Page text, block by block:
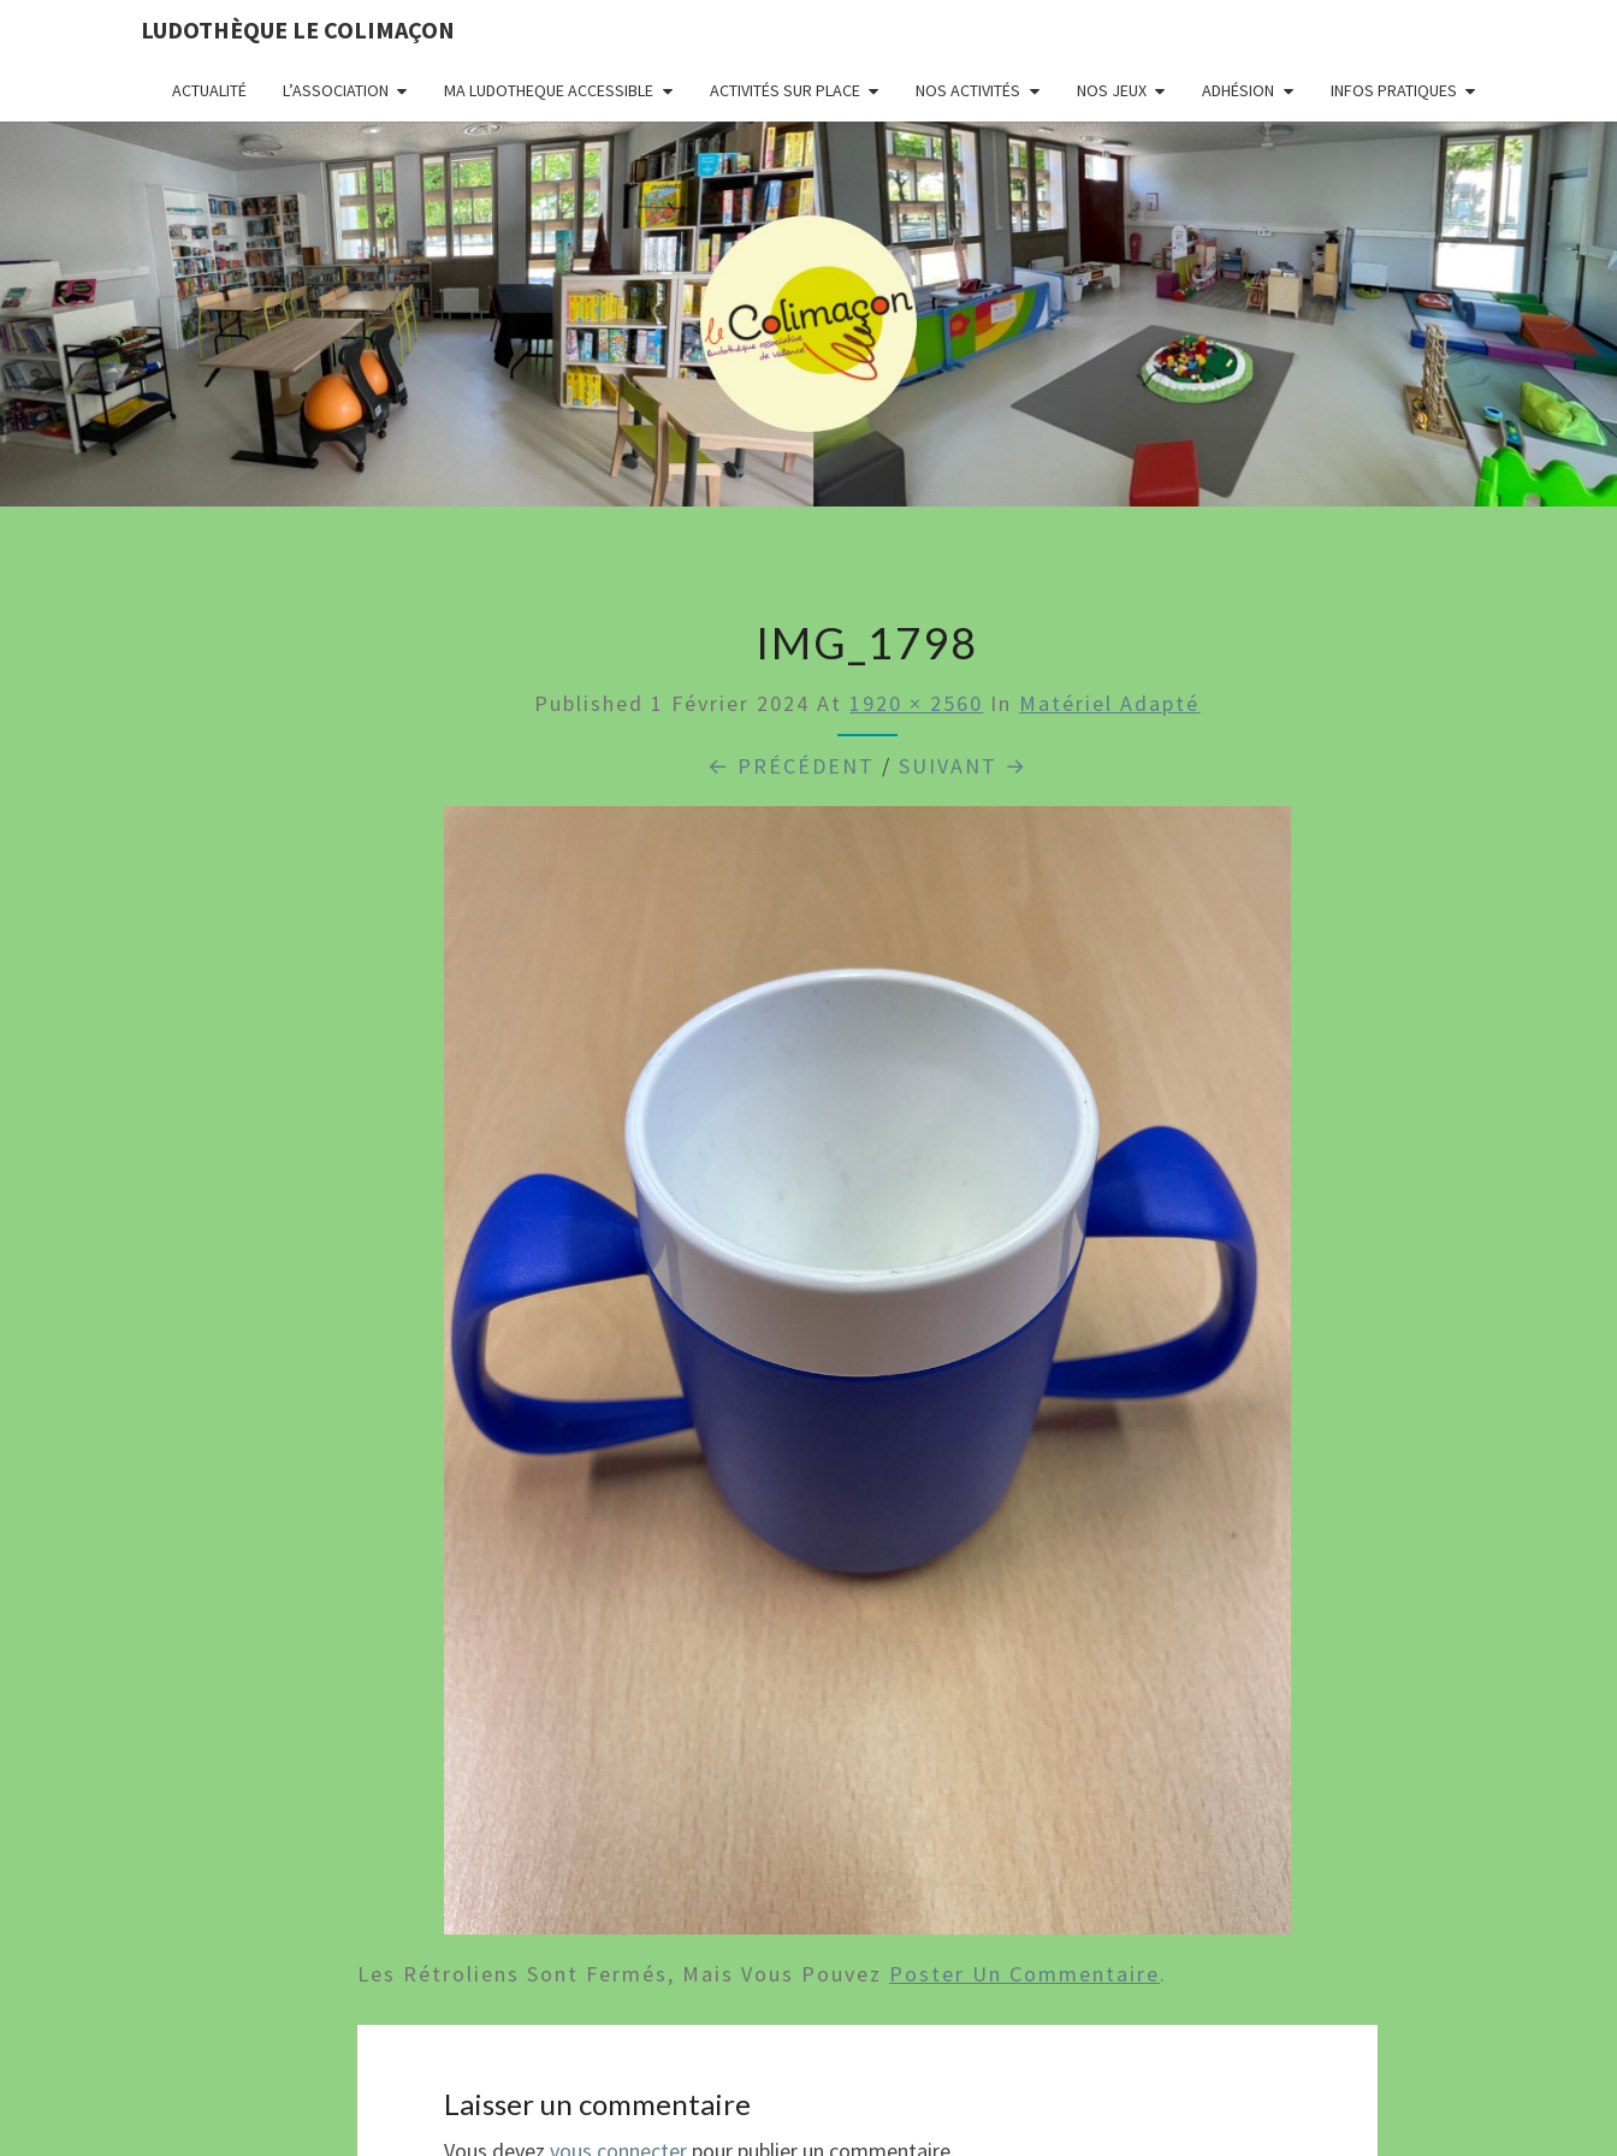
LUDOTHÈQUE LE COLIMAÇON
ACTUALITÉ L’ASSOCIATION MA LUDOTHEQUE ACCESSIBLE ACTIVITÉS SUR PLACE NOS ACTIVITÉS NOS JEUX ADHÉSION INFOS PRATIQUES
LUDOTHÈQUE
LE
IMG_1798
Published 1 Février 2024 At 1920 × 2560 In Matériel Adapté
← PRÉCÉDENT / SUIVANT →
Les Rétroliens Sont Fermés, Mais Vous Pouvez Poster Un Commentaire.
Laisser un commentaire